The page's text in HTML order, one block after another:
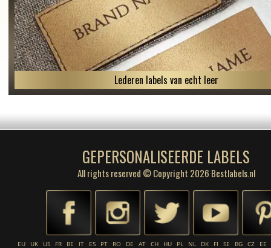
Lederen labels van echt leer
GEPERSONALISEERDE LABELS
All rights reserved © Copyright 2026 Bestlabels.nl
EU UK US FR BE IT ES PT RO DE AT CH HU PL NL DK FI SE BG CZ
EE